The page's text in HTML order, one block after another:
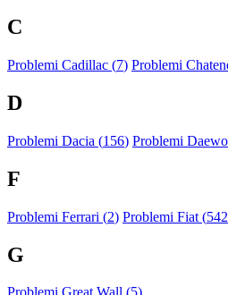
C
Problemi Cadillac (7) Problemi
D
Problemi Dacia (156) Problemi
F
Problemi Ferrari (2) Problemi Fiat (
G